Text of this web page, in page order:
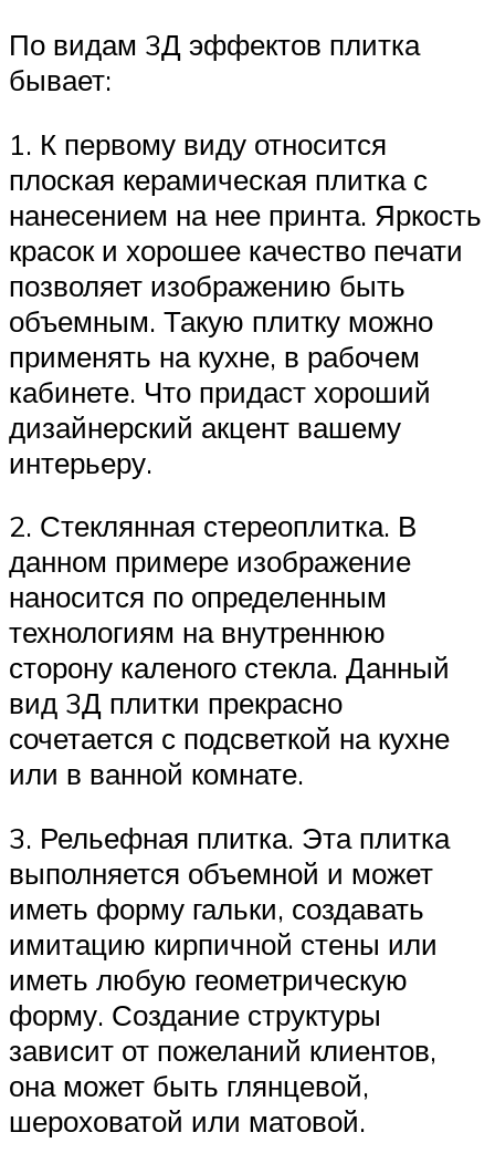
По видам 3Д эффектов плитка
бывает:
1. К первому виду относится
плоская керамическая плитка с
нанесением на нее принта. Яркость
красок и хорошее качество печати
позволяет изображению быть
объемным. Такую плитку можно
применять на кухне, в рабочем
кабинете. Что придаст хороший
дизайнерский акцент вашему
интерьеру.
2. Стеклянная стереоплитка. В
данном примере изображение
наносится по определенным
технологиям на внутреннюю
сторону каленого стекла. Данный
вид 3Д плитки прекрасно
сочетается с подсветкой на кухне
или в ванной комнате.
3. Рельефная плитка. Эта плитка
выполняется объемной и может
иметь форму гальки, создавать
имитацию кирпичной стены или
иметь любую геометрическую
форму. Создание структуры
зависит от пожеланий клиентов,
она может быть глянцевой,
шероховатой или матовой.